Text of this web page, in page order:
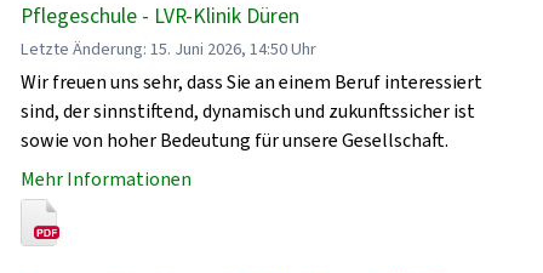
Pflegeschule - LVR-Klinik Düren
Letzte Änderung: 15. Juni 2026, 14:50 Uhr
Wir freuen uns sehr, dass Sie an einem Beruf interessiert
sind, der sinnstiftend, dynamisch und zukunftssicher ist
sowie von hoher Bedeutung für unsere Gesellschaft.
Mehr Informationen